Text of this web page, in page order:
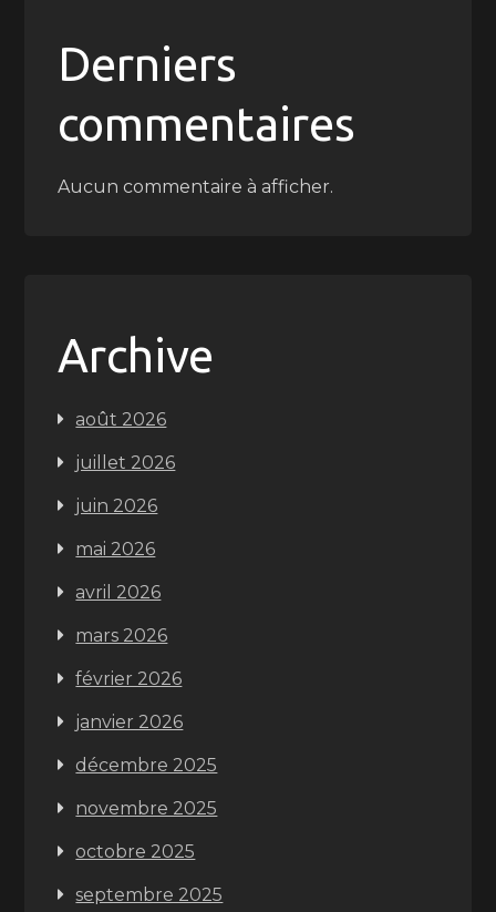
Derniers
commentaires
Aucun commentaire à afficher.
Archive
août 2026
juillet 2026
juin 2026
mai 2026
avril 2026
mars 2026
février 2026
janvier 2026
décembre 2025
novembre 2025
octobre 2025
septembre 2025